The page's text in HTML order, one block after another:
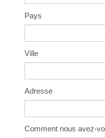
Pays
Ville
Adresse
Comment nous avez-